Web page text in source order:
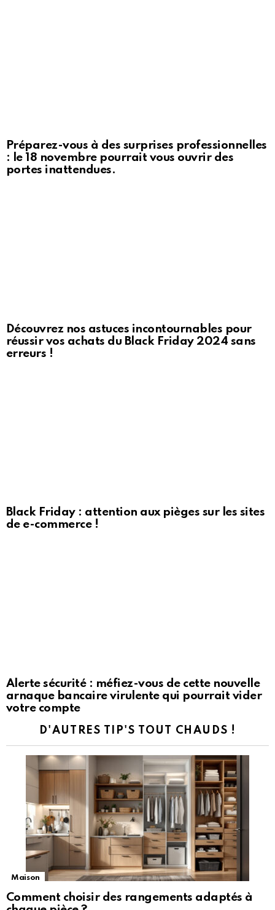
Préparez-vous à des surprises professionnelles
: le 18 novembre pourrait vous ouvrir des
portes inattendues.
Découvrez nos astuces incontournables pour
réussir vos achats du Black Friday 2024 sans
erreurs !
Black Friday : attention aux pièges sur les sites
de e-commerce !
Alerte sécurité : méfiez-vous de cette nouvelle
arnaque bancaire virulente qui pourrait vider
votre compte
D'AUTRES TIP'S TOUT CHAUDS !
Maison
Comment choisir des rangements adaptés à